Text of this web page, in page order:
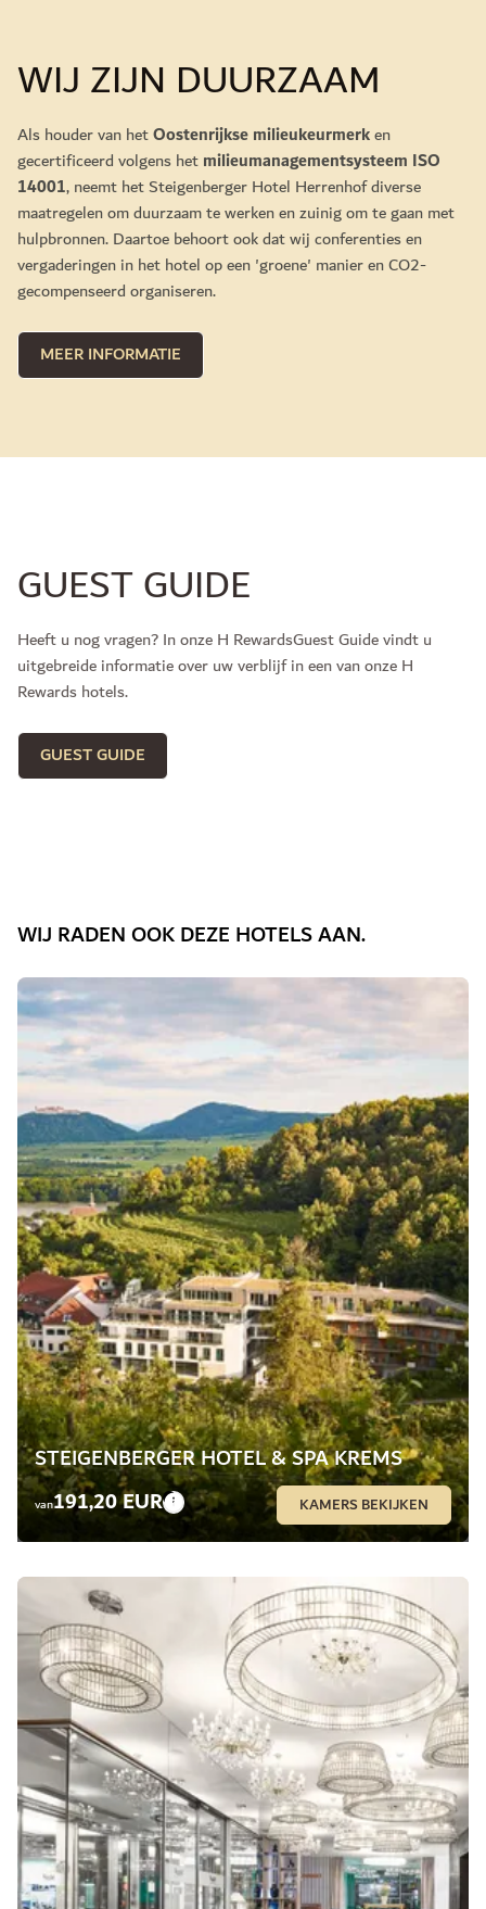
WIJ ZIJN DUURZAAM
Als houder van hetOostenrijkse milieukeurmerken
gecertificeerd volgens hetmilieumanagementsysteem ISO
14001, neemt het Steigenberger Hotel Herrenhof diverse
maatregelen om duurzaam te werken en zuinig om te gaan met
hulpbronnen. Daartoe behoort ook dat wij conferenties en
vergaderingen in het hotel op een 'groene' manier en CO2-
gecompenseerd organiseren.
MEER INFORMATIE
GUEST GUIDE
Heeft u nog vragen? In onze H RewardsGuest Guide vindt u
uitgebreide informatie over uw verblijf in een van onze H
Rewards hotels.
GUEST GUIDE
WIJ RADEN OOK DEZE HOTELS AAN.
STEIGENBERGER HOTEL & SPA KREMS
van191,20 EUR KAMERS BEKIJKEN